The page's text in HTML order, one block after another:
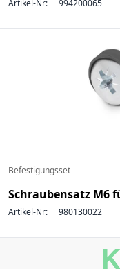
Artikel-Nr: 994200065
Befestigungsset
Schraubensatz M6
Artikel-Nr: 980130022